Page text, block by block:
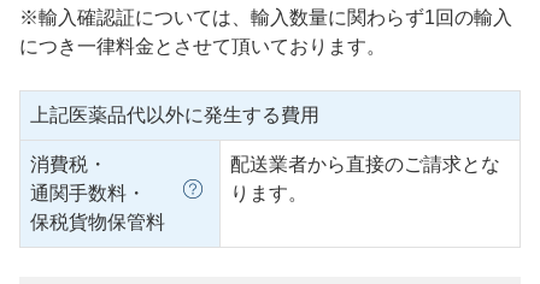
※輸入確認証については、輸入数量に関わらず1回の輸入
につき一律料金とさせて頂いております。
上記医薬品代以外に発生する費用
消費税・
通関手数料・
保税貨物保管料
配送業者から直接のご請求とな
ります。